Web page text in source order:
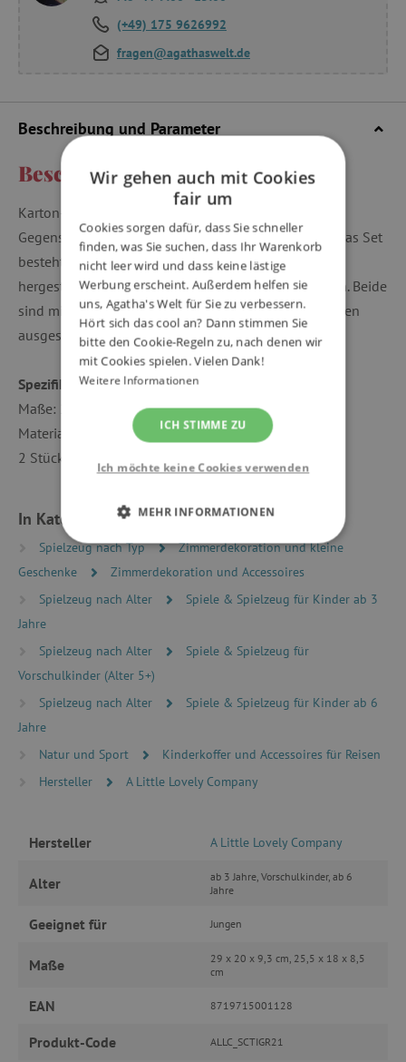
(+49) 175 9626992
fragen@agathaswelt.de
Beschreibung und Parameter
Beschreibung und Parameter
Karton-Kofferset mit Tigern zur Aufbewahrung von
Gegenständen oder zur Dekoration Ihres Interieurs. Das Set
besteht aus 2 verschiedenen Größen von Koffern,
hergestellt aus stabilem Karton mit Polyester-Nähten. Beide
sind mit einem Metallgriff und einem Verschlussriemen
ausgestattet, um den Koffer zu verschließen.
Spezifikationen
Maße: 29 x 20 x 9,3 cm & 25,5 x 18 x 8,5 cm
Material: Pappe
2 Stück
In Kategorien eingeteilt
Spielzeug nach Typ
Zimmerdekoration und kleine
Geschenke
Zimmerdekoration und Accessoires
Spielzeug nach Alter
Spiele & Spielzeug für Kinder ab 3
Jahre
Spielzeug nach Alter
Spiele & Spielzeug für
Vorschulkinder (Alter 5+)
Spielzeug nach Alter
Spiele & Spielzeug für Kinder ab 6
Jahre
Natur und Sport
Kinderkoffer und Accessoires für Reisen
Hersteller
A Little Lovely Company
Hersteller A Little Lovely Company
Alter
ab 3 Jahre, Vorschulkinder, ab 6
Jahre
Geeignet für Jungen
Maße
29 x 20 x 9,3 cm, 25,5 x 18 x 8,5
cm
EAN 8719715001128
Produkt-Code ALLC_SCTIGR21
Wir gehen auch mit Cookies
fair um
Cookies sorgen dafür, dass Sie schneller
finden, was Sie suchen, dass Ihr Warenkorb
nicht leer wird und dass keine lästige
Werbung erscheint. Außerdem helfen sie
uns, Agatha's Welt für Sie zu verbessern.
Hört sich das cool an? Dann stimmen Sie
bitte den Cookie-Regeln zu, nach denen wir
mit Cookies spielen. Vielen Dank!
Weitere Informationen
ICH STIMME ZU
Ich möchte keine Cookies verwenden
MEHR INFORMATIONEN
UNBEDINGT ERFORDERLICH
PERFORMANCE
FUNKTIONALITÄT
Unbedingt erforderlich
Targeting
Funktionalität
wesentliche Kernfunktionen der Website wie die
Benutzeranmeldung und die Kontoverwaltung.
kann die Website nicht ordnungsgemäß
Name
__cf_bm